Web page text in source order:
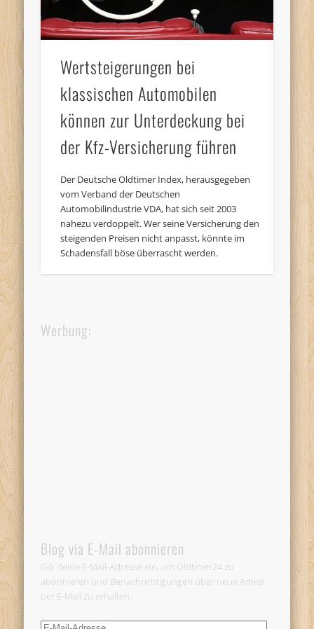
Wertsteigerungen bei
klassischen Automobilen
können zur Unterdeckung bei
der Kfz-Versicherung führen
Der Deutsche Oldtimer Index, herausgegeben
vom Verband der Deutschen
Automobilindustrie VDA, hat sich seit 2003
nahezu verdoppelt. Wer seine Versicherung den
steigenden Preisen nicht anpasst, könnte im
Schadensfall böse überrascht werden.
Werbung:
Blog via E-Mail abonnieren
Gib deine E-Mail-Adresse ein, um Oldtimer24 zu
abonnieren und Benachrichtigungen über neue Artikel
per E-Mail zu erhalten.